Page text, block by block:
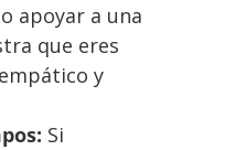
apoyar a una
que eres
y
Si